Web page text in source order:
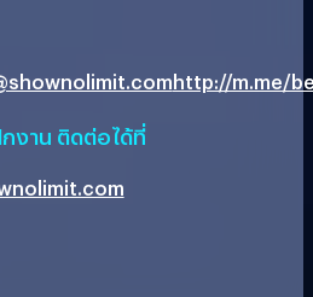
http://m.me/
งาน ติดต่อได้ที่